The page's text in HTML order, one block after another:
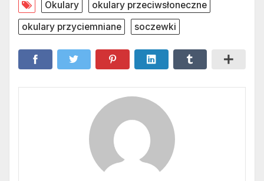
Okulary
okulary przeciwsłoneczne
okulary przyciemniane
soczewki